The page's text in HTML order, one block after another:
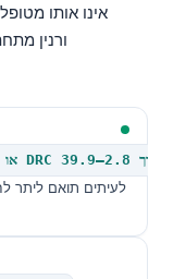
לעיתים תואם ליתר